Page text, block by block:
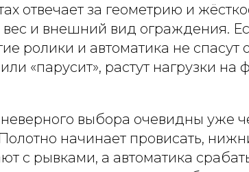
отвечает за геометрию и
и внешний вид ограждения.
ролики и автоматика не спасут
«парусит», растут нагрузки на
выбора очевидны уже
начинает провисать,
с рывками, а автоматика